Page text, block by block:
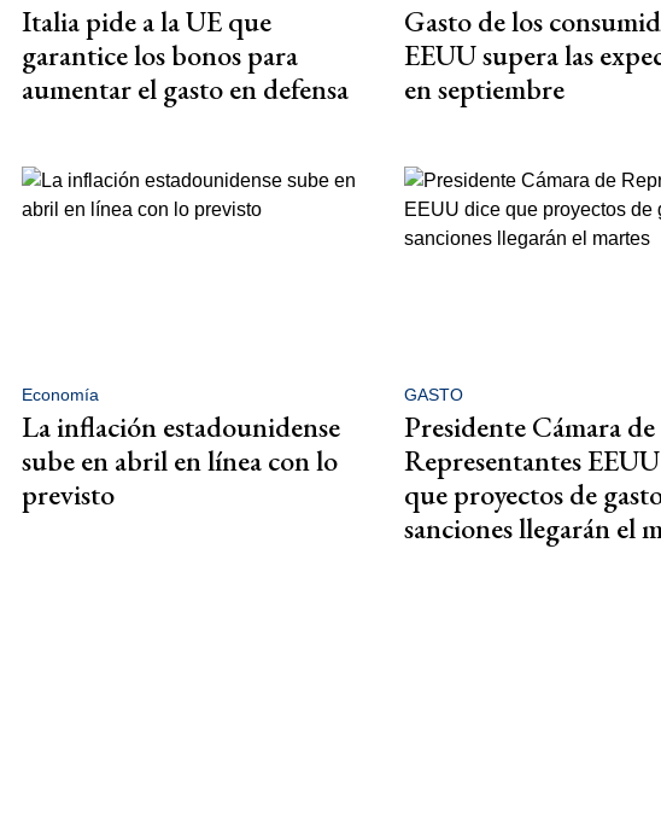
Italia pide a la UE que
garantice los bonos para
aumentar el gasto en defensa
Gasto de los
EEUU supera las
en septiembre
Economía
La inflación estadounidense
sube en abril en línea con lo
previsto
GASTO
Presidente Cámara de
Representantes
que proyectos de
sanciones llegarán el